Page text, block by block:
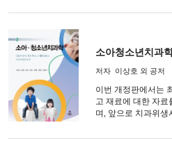
려하여 우식발생요
소아청소년치과
저자 이상호 외 공저
이번 개정판에서는
고 재료에 대한 자
며, 앞으로 치과위생
게 풀어 기술하였으